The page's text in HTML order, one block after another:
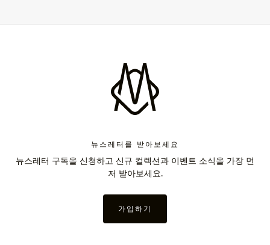
뉴스레터를 받아보세요
뉴스레터 구독을 신청하고 신규 컬렉션과 이벤트 소식을 가장 먼
저 받아보세요.
가입하기